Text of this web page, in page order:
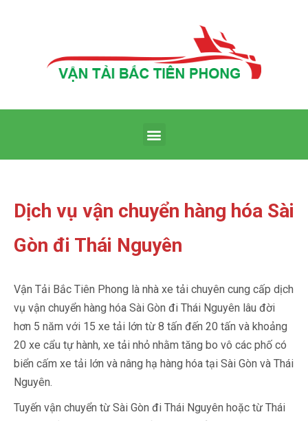
Dịch vụ vận chuyển hàng hóa Sài
Gòn đi Thái Nguyên
Vận Tải Bắc Tiên Phong là nhà xe tải chuyên cung cấp dịch
vụ vận chuyển hàng hóa Sài Gòn đi Thái Nguyên lâu đời
hơn 5 năm với 15 xe tải lớn từ 8 tấn đến 20 tấn và khoảng
20 xe cẩu tự hành, xe tải nhỏ nhằm tăng bo vô các phố có
biển cấm xe tải lớn và nâng hạ hàng hóa tại Sài Gòn và Thái
Nguyên.
Tuyến vận chuyển từ Sài Gòn đi Thái Nguyên hoặc từ Thái